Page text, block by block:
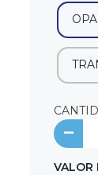
VALOR